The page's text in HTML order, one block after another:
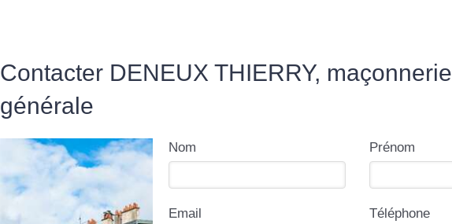
Contacter DENEUX THIERRY, maçonnerie
générale
Nom Prénom
Email Téléphone